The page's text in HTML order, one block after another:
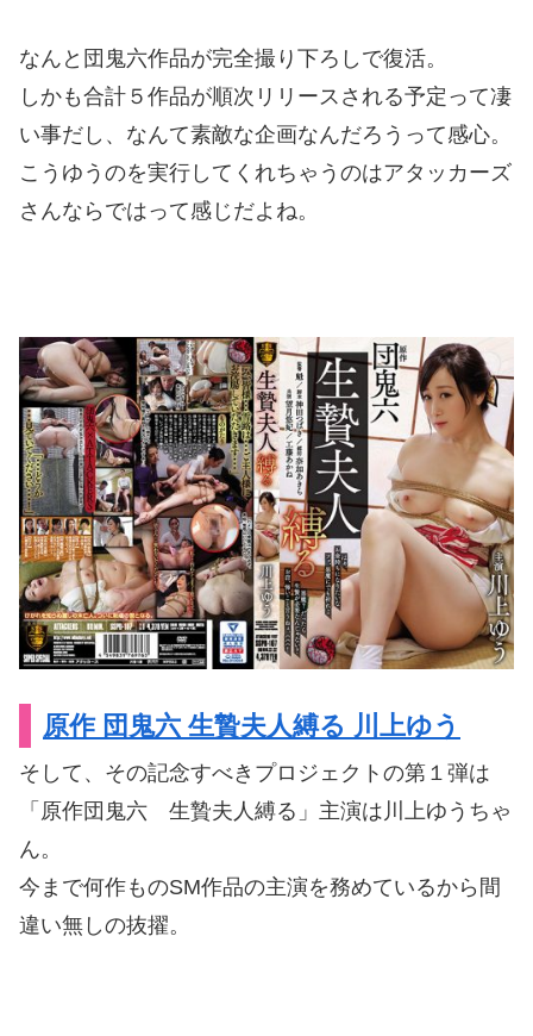
なんと団鬼六作品が完全撮り下ろしで復活。
しかも合計５作品が順次リリースされる予定って凄
い事だし、なんて素敵な企画なんだろうって感心。
こうゆうのを実行してくれちゃうのはアタッカーズ
さんならではって感じだよね。
原作 団鬼六 生贄夫人縛る 川上ゆう
そして、その記念すべきプロジェクトの第１弾は
「原作団鬼六 生贄夫人縛る」主演は川上ゆうちゃ
ん。
今まで何作ものSM作品の主演を務めているから間
違い無しの抜擢。